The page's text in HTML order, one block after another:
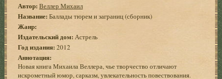
Автор: Веллер Михаил
Название: Баллады тюрем и заграниц (сборник)
Жанр:
Издательский дом: Астрель
Год издания: 2012
Аннотация:
Новая книга Михаила Веллера, чье творчество отличают
искрометный юмор, сарказм, увлекательность повествования.